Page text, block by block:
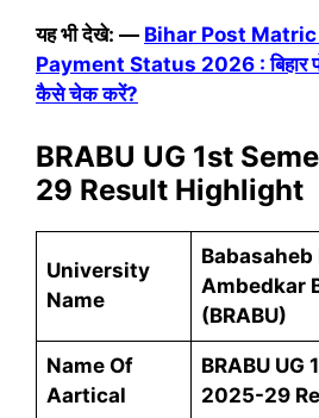
यह भी देखे: — Bihar Post
Payment Status 2026 : बिहार
कैसे चेक करें?
BRABU UG 1st
29 Result Highlight
University
Name
Ambedkar
(BRABU)
Name Of
Aartical
BRABU UG
2025-29